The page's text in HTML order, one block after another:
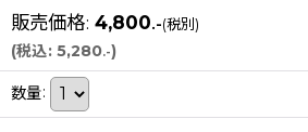
販売価格: 4,800.-(税別)
(税込: 5,280.-)
数量: